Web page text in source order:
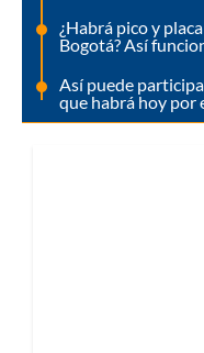
¿Habrá pico y
Bogotá? Así
Así puede
que habrá hoy por